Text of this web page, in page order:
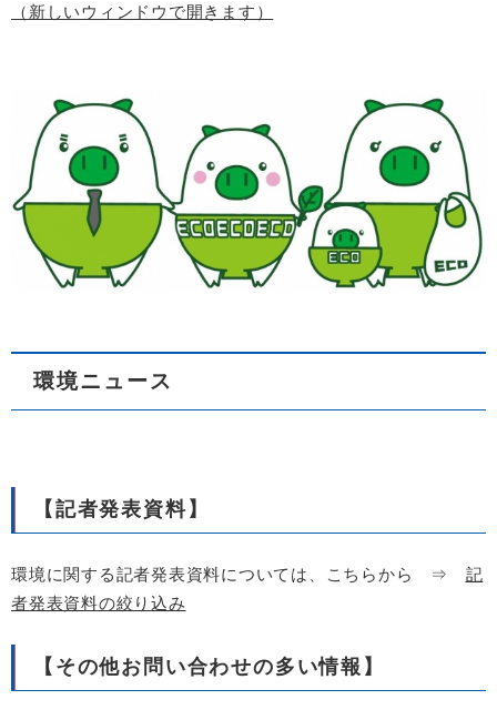
（新しいウィンドウで開きます）
環境ニュース
【記者発表資料】
環境に関する記者発表資料については、こちらから ⇒ 記
者発表資料の絞り込み
【その他お問い合わせの多い情報】